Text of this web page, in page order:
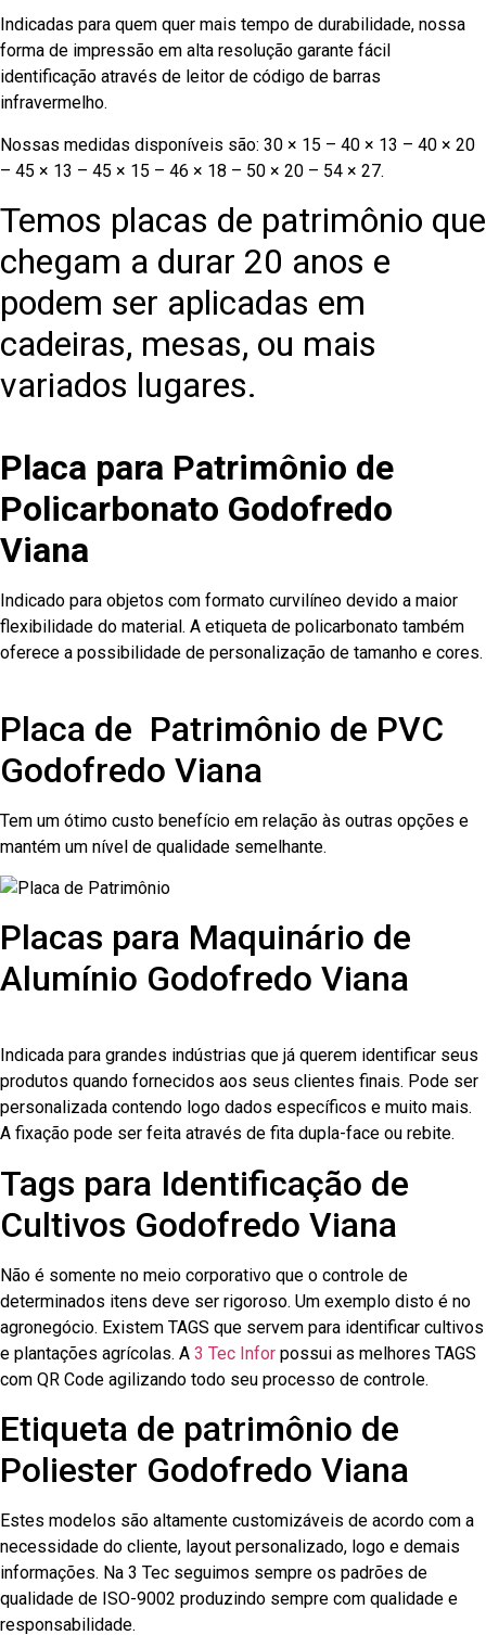
Indicadas para quem quer mais tempo de durabilidade, nossa
forma de impressão em alta resolução garante fácil
identificação através de leitor de código de barras
infravermelho.
Nossas medidas disponíveis são: 30 × 15 – 40 × 13 – 40 × 20
– 45 × 13 – 45 × 15 – 46 × 18 – 50 × 20 – 54 × 27.
Temos placas de patrimônio que
chegam a durar 20 anos e
podem ser aplicadas em
cadeiras, mesas, ou mais
variados lugares.
Placa para Patrimônio de
Policarbonato Godofredo
Viana
Indicado para objetos com formato curvilíneo devido a maior
flexibilidade do material. A etiqueta de policarbonato também
oferece a possibilidade de personalização de tamanho e cores.
Placa de Patrimônio de PVC
Godofredo Viana
Tem um ótimo custo benefício em relação às outras opções e
mantém um nível de qualidade semelhante.
Placas para Maquinário de
Alumínio Godofredo Viana
Indicada para grandes indústrias que já querem identificar seus
produtos quando fornecidos aos seus clientes finais. Pode ser
personalizada contendo logo dados específicos e muito mais.
A fixação pode ser feita através de fita dupla-face ou rebite.
Tags para Identificação de
Cultivos Godofredo Viana
Não é somente no meio corporativo que o controle de
determinados itens deve ser rigoroso. Um exemplo disto é no
agronegócio. Existem TAGS que servem para identificar cultivos
e plantações agrícolas. A 3 Tec Infor possui as melhores TAGS
com QR Code agilizando todo seu processo de controle.
Etiqueta de patrimônio de
Poliester Godofredo Viana
Estes modelos são altamente customizáveis de acordo com a
necessidade do cliente, layout personalizado, logo e demais
informações. Na 3 Tec seguimos sempre os padrões de
qualidade de ISO-9002 produzindo sempre com qualidade e
responsabilidade.